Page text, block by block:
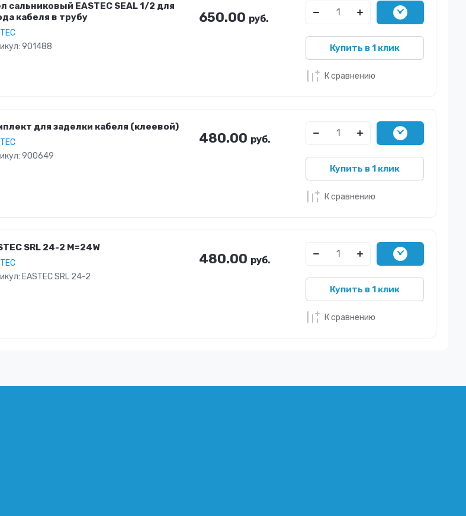
сальниковый EASTEC SEAL 1/2 для
кабеля в трубу
901488
650.00 руб.
Купить в 1 клик
К сравнению
для заделки кабеля (клеевой)
900649
480.00 руб.
Купить в 1 клик
К сравнению
SRL 24-2 M=24W
EASTEC SRL 24-2
480.00 руб.
Купить в 1 клик
К сравнению